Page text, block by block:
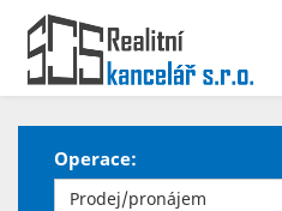
Operace:
Prodej/pronájem